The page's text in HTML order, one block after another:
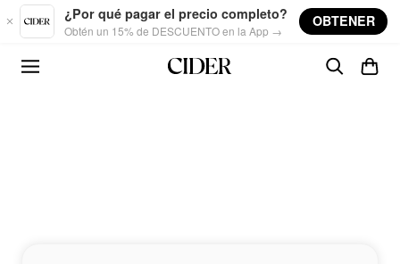
Skip to main content
¿Por qué pagar el precio completo?
Obtén un 15% de DESCUENTO en la App →
OBTENER